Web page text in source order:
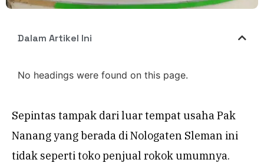
Dalam Artikel Ini
No headings were found on this page.
Sepintas tampak dari luar tempat usaha Pak
Nanang yang berada di Nologaten Sleman ini
tidak seperti toko penjual rokok umumnya.